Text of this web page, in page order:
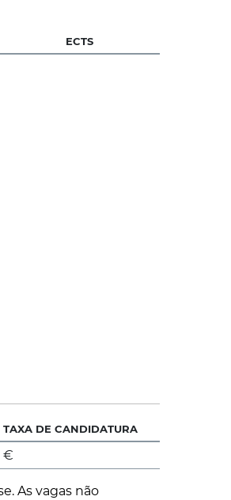
ECTS
TAXA DE CANDIDATURA
€
As vagas não